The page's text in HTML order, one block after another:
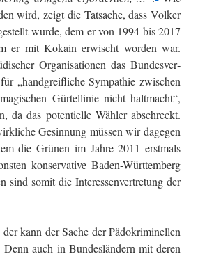
wird, zeigt die Tatsache, dass Volker
wurde, dem er von 1994 bis 2017
er mit Kokain erwischt worden war.
Organisationen das Bundesver­
„handgreifliche Sympathie zwischen
Gürtellinie nicht halt­macht“,
da das poten­tielle Wähler abschreckt.
Ge­sinnung müssen wir dagegen
die Grünen im Jahre 2011 erstmals
konservative Baden-Württemberg
somit die Interessenvertretung der
kann der Sache der Pädokriminellen
auch in Bundesländern mit deren